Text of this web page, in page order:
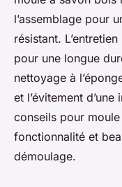
l’assemblage pour
résistant.
pour une longue
nettoyage à
et l’évitement
conseils pour
fonctionnalité et
démoulage.